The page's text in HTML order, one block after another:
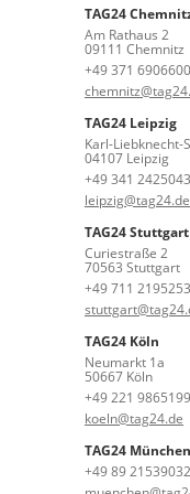
TAG24
Am Rathaus 2
09111 Chemnitz
+49 371 6906600
TAG24 Leipzig
Karl-Liebknecht-
04107 Leipzig
+49 341
leipzig@tag24.de
TAG24 Stuttgart
Curiestraße 2
70563 Stuttgart
+49 711
TAG24 Köln
Neumarkt 1a
50667 Köln
+49 221
koeln@tag24.de
TAG24 München
+49 89